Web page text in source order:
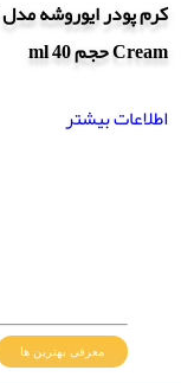
Cream حجم 40 ml
اطلاعات بیشتر
معرفی بهترین ها